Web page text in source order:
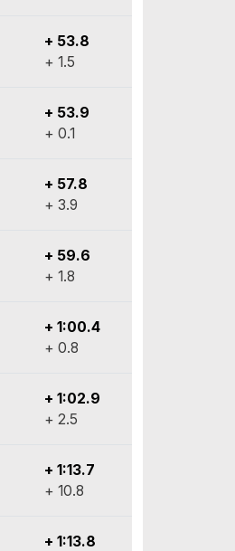
+ 53.8
+ 1.5
+ 53.9
+ 0.1
+ 57.8
+ 3.9
+ 59.6
+ 1.8
+ 1:00.4
+ 0.8
+ 1:02.9
+ 2.5
+ 1:13.7
+ 10.8
+ 1:13.8